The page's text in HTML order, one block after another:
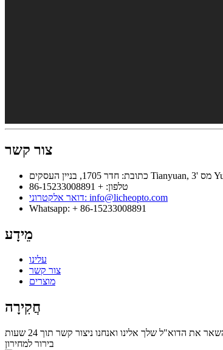
צור קשר
טלפון: + 86-15233008891
דואר אלקטרוני: info@licheopto.com
Whatsapp: + 86-15233008891
מֵידָע
עלינו
צור קשר
מוצרים
חֲקִירָה
בירור למחירון